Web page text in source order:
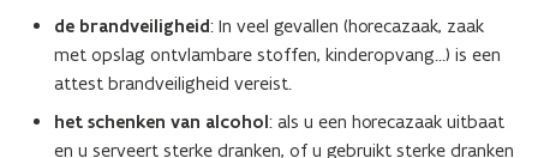
de brandveiligheid: In veel gevallen (horecazaak, zaak
met opslag ontvlambare stoffen, kinderopvang…) is een
attest brandveiligheid vereist.
het schenken van alcohol: als u een horecazaak uitbaat
en u serveert sterke dranken, of u gebruikt sterke dranken